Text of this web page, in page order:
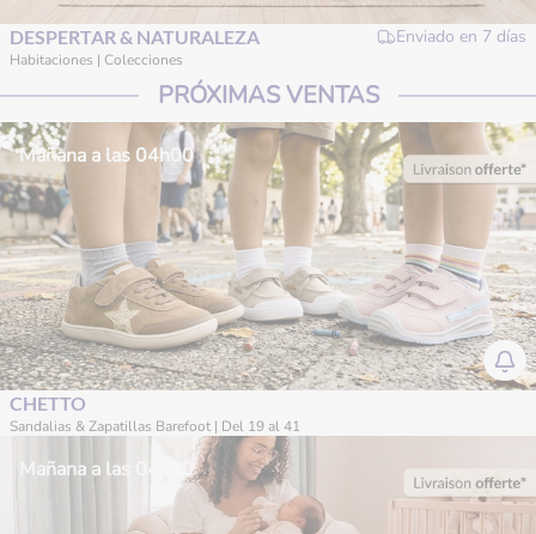
DESPERTAR & NATURALEZA Enviado en 7 días
Habitaciones | Colecciones
PRÓXIMAS VENTAS
Mañana a las 04h00
CHETTO
Sandalias & Zapatillas Barefoot | Del 19 al 41
Mañana a las 04h00